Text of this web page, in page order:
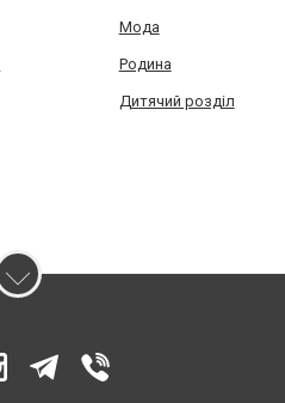
Мода
Родина
Дитячий розділ